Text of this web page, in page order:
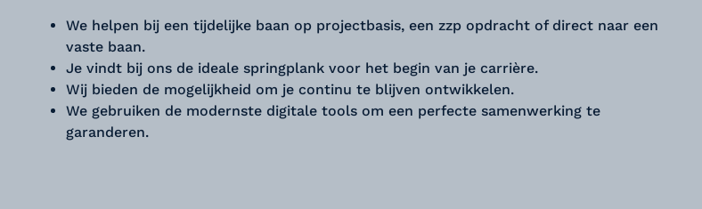
We helpen bij een tijdelijke baan op projectbasis, een zzp opdracht of direct naar een
vaste baan.
Je vindt bij ons de ideale springplank voor het begin van je carrière.
Wij bieden de mogelijkheid om je continu te blijven ontwikkelen.
We gebruiken de modernste digitale tools om een perfecte samenwerking te
garanderen.